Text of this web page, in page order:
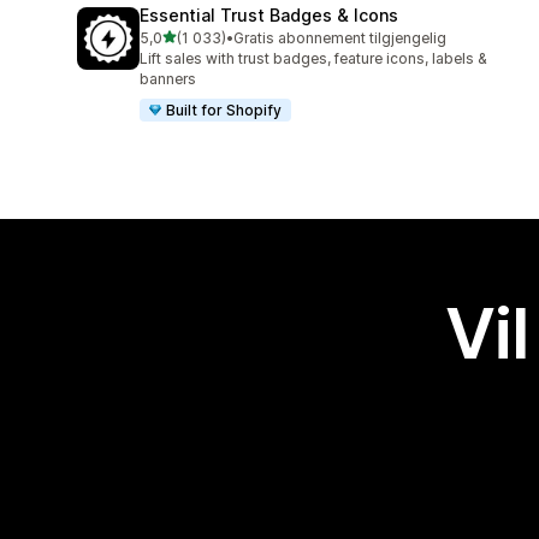
Essential Trust Badges & Icons
5,0av 5 stjerner
(1 033)
Totalt 1033 omtaler
•Gratis abonnement tilgjengelig
Lift sales with trust badges, feature icons, labels &
banners
Built for Shopify